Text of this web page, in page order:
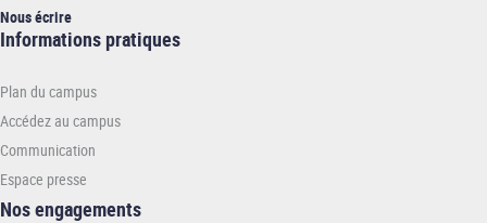
Nous écrire
Informations
INP
Informations pratiques
Plan du campus
Accédez au campus
Communication
Espace presse
Nos engagements